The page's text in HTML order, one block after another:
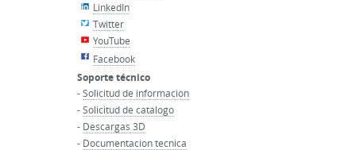
LinkedIn
Twitter
YouTube
Facebook
Soporte técnico
-Solicitud de informacion
-Solicitud de catalogo
- Descargas 3D
- Documentacion tecnica